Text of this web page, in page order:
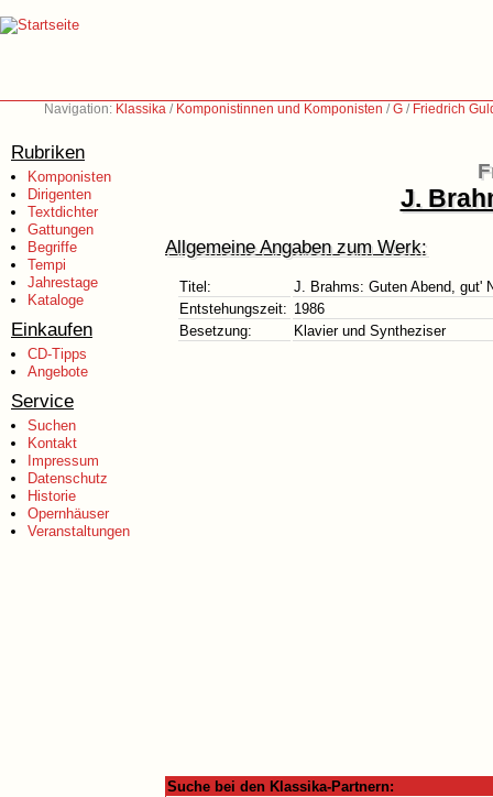
Navigation: Klassika / Komponistinnen und Komponisten /G / Friedrich
Rubriken
Komponisten
Dirigenten
Textdichter
Gattungen
Begriffe
Tempi
Jahrestage
Kataloge
Einkaufen
CD-Tipps
Angebote
Service
Suchen
Kontakt
Impressum
Datenschutz
Historie
Opernhäuser
Veranstaltungen
J.
Allgemeine Angaben zum Werk:
Titel:
J. Brahms: Guten Abend, gut'
Entstehungszeit: 1986
Besetzung:
Klavier und Syntheziser
Suche bei den Klassika-Partnern: